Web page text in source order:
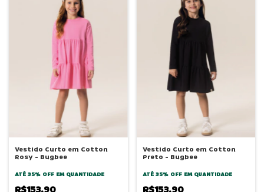
Vestido Curto em Cotton
Rosy - Bugbee
ATÉ 35% OFF EM QUANTIDADE
Vestido Curto em Cotton
Preto - Bugbee
ATÉ 35% OFF EM QUANTIDADE